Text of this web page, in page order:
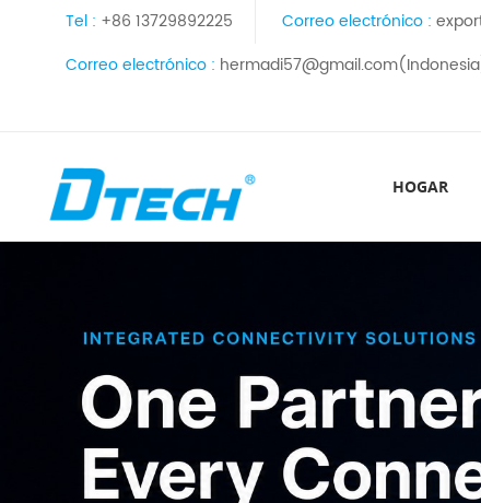
Tel : +86 13729892225 Correo electrónico :
Correo electrónico :
HOGAR